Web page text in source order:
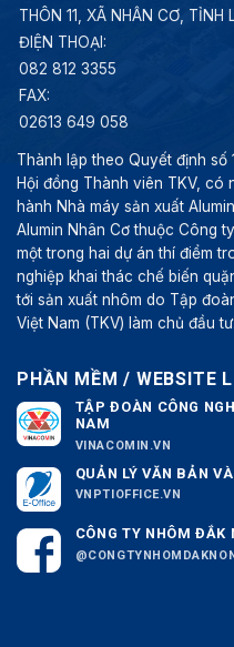
THÔN 11, XÃ NHÂN CƠ, TỈNH
ĐIỆN THOẠI:
082 812 3355
FAX:
02613 649 058
Thành lập theo Quyết định số
Hội đồng Thành viên TKV, có
hành Nhà máy sản xuất
Alumin Nhân Cơ thuộc Công
một trong hai dự án thí điểm
nghiệp khai thác chế biến
tới sản xuất nhôm do Tập
Việt Nam (TKV) làm chủ đầu tư.
PHẦN MỀM / WEBSITE
TẬP ĐOÀN CÔNG
NAM
VINACOMIN.VN
QUẢN LÝ VĂN BẢN
VNPTIOFFICE.VN
CÔNG TY NHÔM ĐẮK